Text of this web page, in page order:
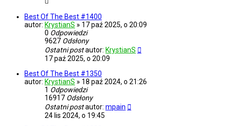
Best Of The Best #1400
autor: KrystianS » 17 paź 2025, o 20:09
0 Odpowiedzi
9627 Odsłony
Ostatni postautor: KrystianS
17 paź 2025, o 20:09
Best Of The Best #1350
autor: KrystianS » 18 paź 2024, o 21:26
1 Odpowiedzi
16917 Odsłony
Ostatni postautor: mpain
24 lis 2024, o 19:45